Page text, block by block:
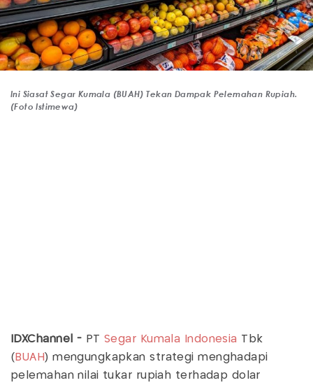
Ini Siasat Segar Kumala (BUAH) Tekan Dampak Pelemahan Rupiah.
(Foto Istimewa)
IDXChannel - PTSegar Kumala Indonesia Tbk
( BUAH ) mengungkapkan strategi menghadapi
pelemahan nilai tukar rupiah terhadap dolar